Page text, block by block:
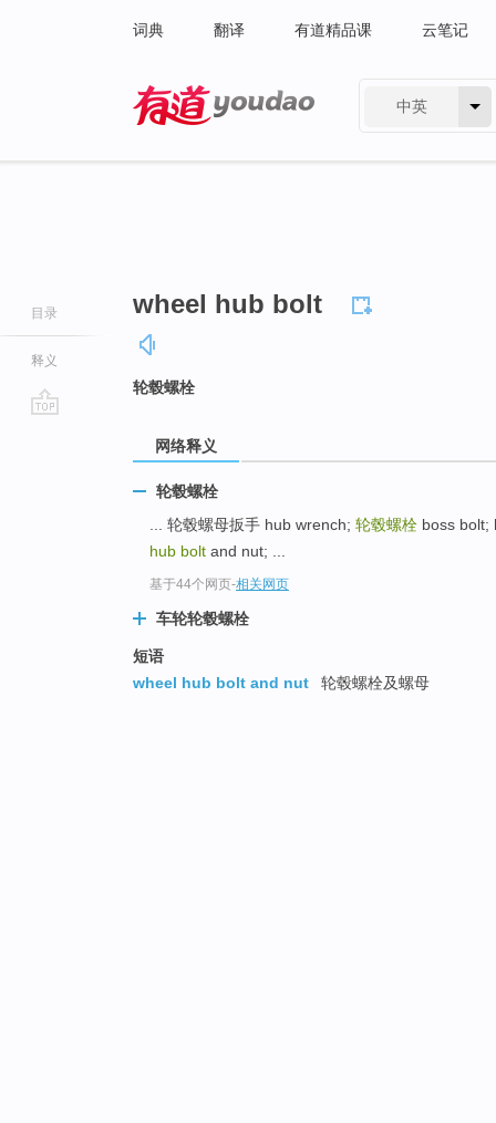
词典 翻译 有道精品课 云笔记
中英
目录
释义
wheel hub bolt
轮毂螺栓
网络释义
轮毂螺栓
... 轮毂螺母扳手 hub wrench; 轮毂螺栓 boss
hub bolt and nut; ...
基于44个网页-相关网页
车轮轮毂螺栓
短语
wheel hub bolt and nut
轮毂螺栓及螺母